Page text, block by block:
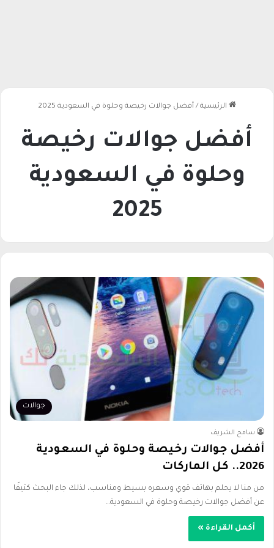
الرئيسية / أفضل جوالات رخيصة وحلوة في السعودية 2025
أفضل جوالات رخيصة
وحلوة في السعودية
2025
جوالات
سامح الشريف
أفضل جوالات رخيصة وحلوة في السعودية
2026.. كل الماركات
من منا لا يحلم بهاتف قوي وسعره بسيط ومناسب، لذلك جاء البحث كثيفًا
عن أفضل جوالات رخيصة وحلوة في السعودية…
أكمل القراءة »